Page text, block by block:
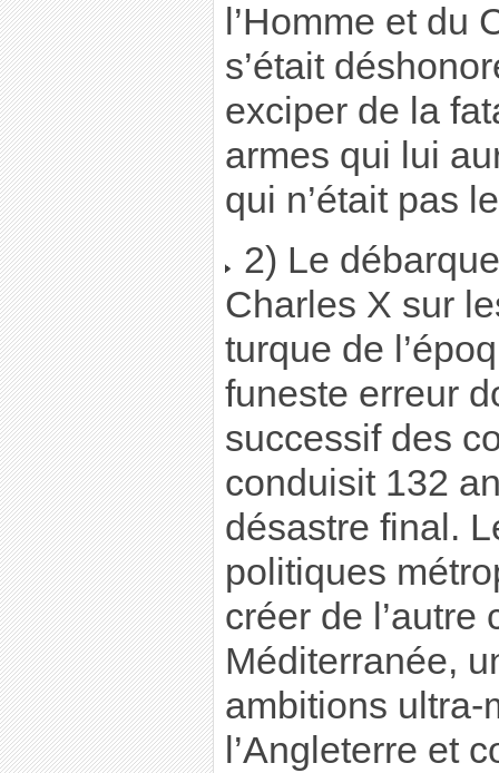
l’Homme et du
s’était
exciper de la
armes qui lui
qui n’était pas
2) Le
Charles X sur
turque de
funeste erreur
successif des
conduisit 132
désastre final.
politiques
créer de l’autre
Méditerranée,
ambitions ultra-
l’Angleterre et